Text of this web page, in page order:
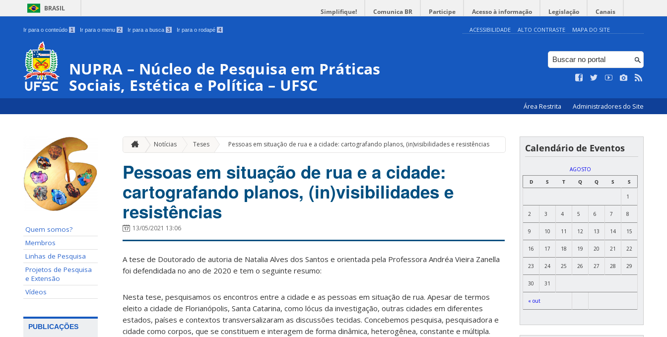
BRASIL Simplifique! Comunica BR Participe Acesso à informação Legislação Canais
Ir para o conteúdo 1 Ir para o menu 2 Ir para a busca 3 Ir para o rodapé 4 ACESSIBILIDADE ALTO CONTRASTE MAPA DO SITE
NUPRA – Núcleo de Pesquisa em Práticas
Sociais, Estética e Política – UFSC
Área Restrita Administradores do Site
Quem somos?
Membros
Linhas de Pesquisa
Projetos de Pesquisa
e Extensão
Vídeos
PUBLICAÇÕES
Notícias Teses » Pessoas em situação de rua e a cidade: cartografando planos, (in)visibilidades e resistências
Pessoas em situação de rua e a cidade:
cartografando planos, (in)visibilidades e
resistências
13/05/2021 13:06
A tese de Doutorado de autoria de Natalia Alves dos Santos e orientada pela Professora Andréa Vieira Zanella
foi defendidada no ano de 2020 e tem o seguinte resumo:
Nesta tese, pesquisamos os encontros entre a cidade e as pessoas em situação de rua. Apesar de termos
eleito a cidade de Florianópolis, Santa Catarina, como lócus da investigação, outras cidades em diferentes
estados, países e contextos transversalizaram as discussões tecidas. Concebemos pesquisa, pesquisadora e
cidade como corpos, que se constituem e interagem de forma dinâmica, heterogênea, constante e múltipla.
Calendário de Eventos
AGOSTO
D
S T Q Q S S
« out
1
2 3 4 5 6 7 8
9 10 11 12 13 14 15
16 17 18 19 20 21 22
23 24 25 26 27 28 29
30 31